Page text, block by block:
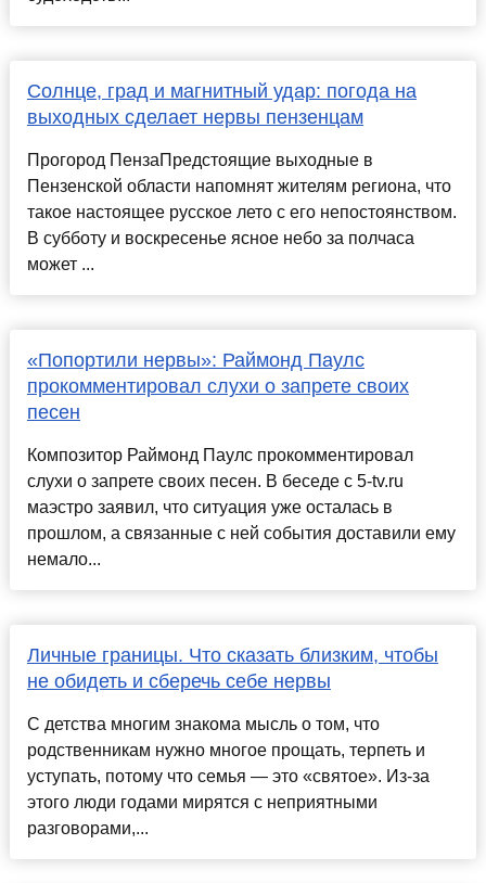
Солнце, град и магнитный удар: погода на
выходных сделает нервы пензенцам
Прогород ПензаПредстоящие выходные в
Пензенской области напомнят жителям региона, что
такое настоящее русское лето с его непостоянством.
В субботу и воскресенье ясное небо за полчаса
может ...
«Попортили нервы»: Раймонд Паулс
прокомментировал слухи о запрете своих
песен
Композитор Раймонд Паулс прокомментировал
слухи о запрете своих песен. В беседе с 5-tv.ru
маэстро заявил, что ситуация уже осталась в
прошлом, а связанные с ней события доставили ему
немало...
Личные границы. Что сказать близким, чтобы
не обидеть и сберечь себе нервы
С детства многим знакома мысль о том, что
родственникам нужно многое прощать, терпеть и
уступать, потому что семья — это «святое». Из-за
этого люди годами мирятся с неприятными
разговорами,...